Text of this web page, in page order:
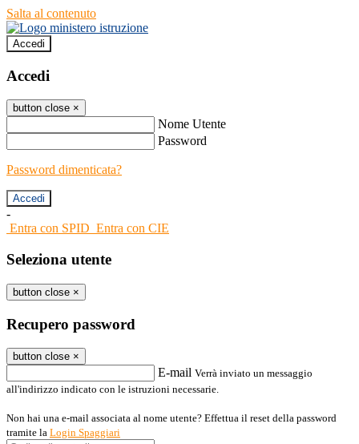
Salta al contenuto
Accedi
Accedi
button close ×
Nome Utente
Password
Password dimenticata?
-
Entra con SPID Entra con CIE
Seleziona utente
button close ×
Recupero password
button close ×
E-mail Verrà inviato un messaggio
all'indirizzo indicato con le istruzioni necessarie.
Non hai una e-mail associata al nome utente? Effettua il reset della password
tramite la Login Spaggiari